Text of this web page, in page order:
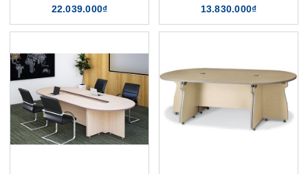
22.039.000₫ 13.830.000₫